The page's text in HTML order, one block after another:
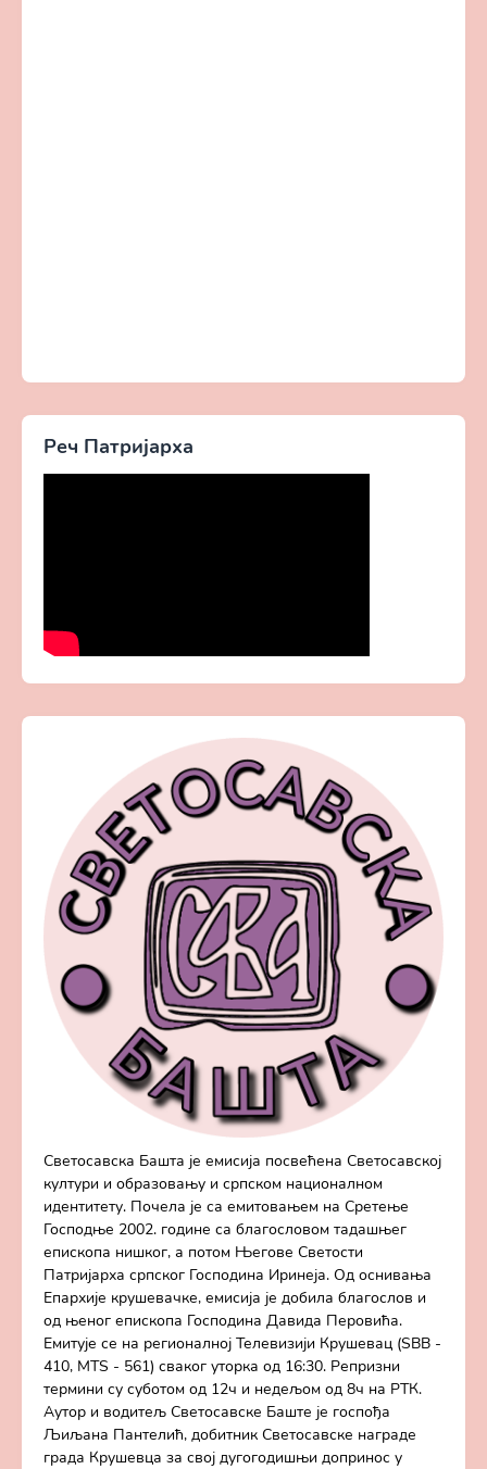
Реч Патријарха
Светосавска Башта је емисија посвећена Светосавској
култури и образовању и српском националном
идентитету. Почела је са емитовањем на Сретење
Господње 2002. године са благословом тадашњег
епископа нишког, а потом Његове Светости
Патријарха српског Господина Иринеја. Од оснивања
Епархије крушевачке, емисија је добила благослов и
од њеног епископа Господина Давида Перовића.
Емитује се на регионалној Телевизији Крушевац (SBB -
410, MTS - 561) сваког уторка од 16:30. Репризни
термини су суботом од 12ч и недељом од 8ч на РТК.
Аутор и водитељ Светосавске Баште је госпођа
Љиљана Пантелић, добитник Светосавске награде
града Крушевца за свој дугогодишњи допринос у